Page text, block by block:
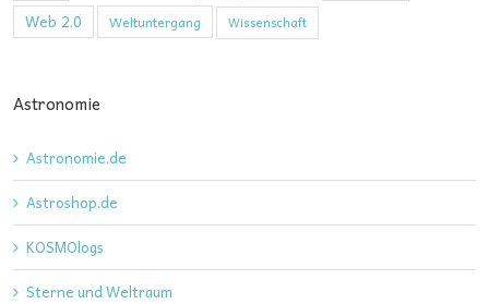
Web 2.0 Weltuntergang Wissenschaft
Astronomie
Astronomie.de
Astroshop.de
KOSMOlogs
Sterne und Weltraum